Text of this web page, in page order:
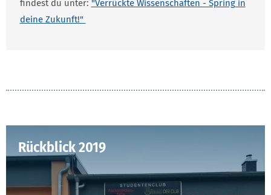
findest du unter: "Verrückte Wissenschaften - Spring in
deine Zukunft!"
Rückblick 2019